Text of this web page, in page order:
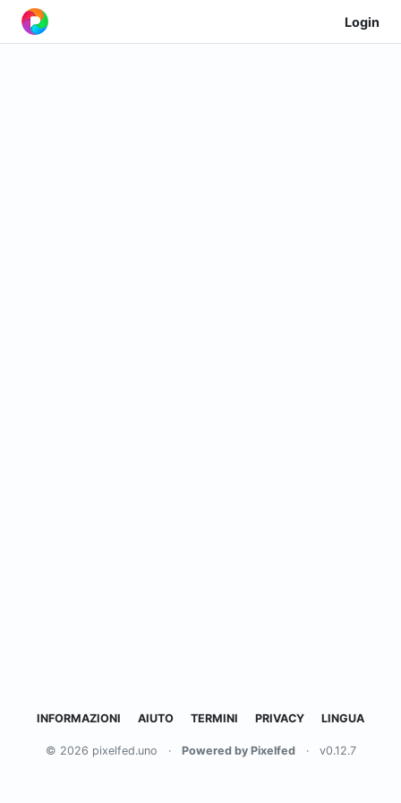
Login
INFORMAZIONI AIUTO TERMINI PRIVACY LINGUA
© 2026 pixelfed.uno · Powered by Pixelfed · v0.12.7